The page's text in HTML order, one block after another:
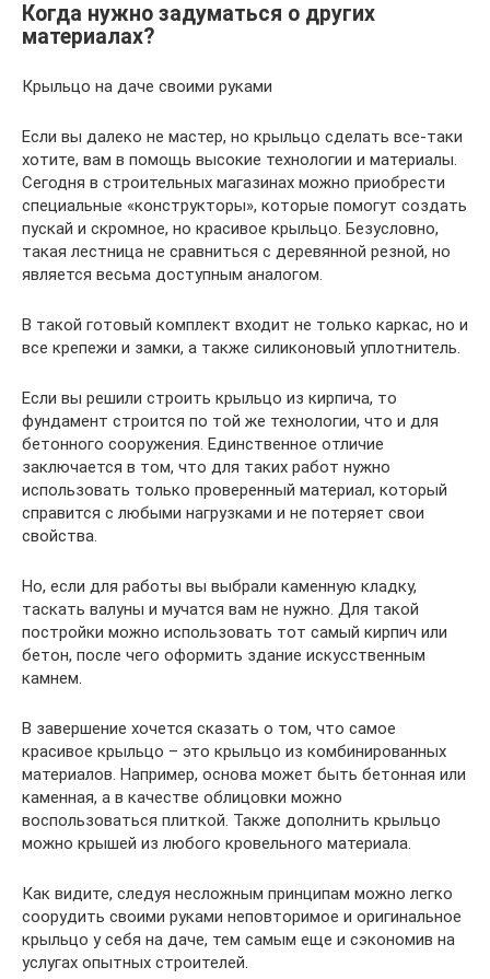
Когда нужно задуматься о других
материалах?
Крыльцо на даче своими руками
Если вы далеко не мастер, но крыльцо сделать все-таки
хотите, вам в помощь высокие технологии и материалы.
Сегодня в строительных магазинах можно приобрести
специальные «конструкторы», которые помогут создать
пускай и скромное, но красивое крыльцо. Безусловно,
такая лестница не сравниться с деревянной резной, но
является весьма доступным аналогом.
В такой готовый комплект входит не только каркас, но и
все крепежи и замки, а также силиконовый уплотнитель.
Если вы решили строить крыльцо из кирпича, то
фундамент строится по той же технологии, что и для
бетонного сооружения. Единственное отличие
заключается в том, что для таких работ нужно
использовать только проверенный материал, который
справится с любыми нагрузками и не потеряет свои
свойства.
Но, если для работы вы выбрали каменную кладку,
таскать валуны и мучатся вам не нужно. Для такой
постройки можно использовать тот самый кирпич или
бетон, после чего оформить здание искусственным
камнем.
В завершение хочется сказать о том, что самое
красивое крыльцо – это крыльцо из комбинированных
материалов. Например, основа может быть бетонная или
каменная, а в качестве облицовки можно
воспользоваться плиткой. Также дополнить крыльцо
можно крышей из любого кровельного материала.
Как видите, следуя несложным принципам можно легко
соорудить своими руками неповторимое и оригинальное
крыльцо у себя на даче, тем самым еще и сэкономив на
услугах опытных строителей.